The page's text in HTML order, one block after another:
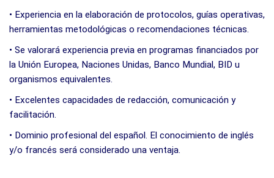
• Experiencia en la elaboración de protocolos, guías operativas,
herramientas metodológicas o recomendaciones técnicas.
• Se valorará experiencia previa en programas financiados por
la Unión Europea, Naciones Unidas, Banco Mundial, BID u
organismos equivalentes.
• Excelentes capacidades de redacción, comunicación y
facilitación.
• Dominio profesional del español. El conocimiento de inglés
y/o francés será considerado una ventaja.